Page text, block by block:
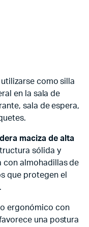
como silla
en la sala de
sala de espera,
maciza de alta
sólida y
con almohadillas de
que protegen el
ergonómico con
una postura